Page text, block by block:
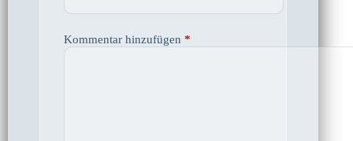
Kommentar hinzufügen *